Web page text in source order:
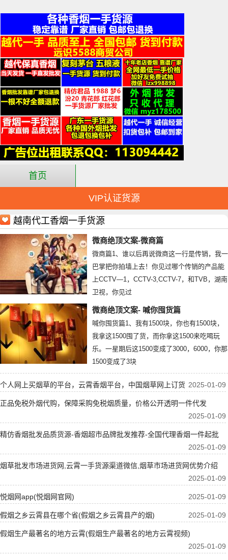
首页
VIP认证货源
越南代工香烟一手货源
微商绝顶文案-微商篇
微商篇1、谁以后再说微商这一行是传销，我一
巴掌把你拍墙上去！你见过哪个传销的产品能
上CCTV—1，CCTV-3,CCTV-7，和TVB，湖南
卫视，你见过
微商绝顶文案- 喊你囤货篇
喊你囤货篇1、我有1500块，你也有1500块，
我拿这1500囤了货，而你拿这1500来吃喝玩
乐。一星期后这1500变成了3000，6000，你那
1500变成了3块
个人网上买烟草的平台，云霄香烟平台，中国烟草网上订货 2025-01-09
正品免税外烟代购，保障采购免税烟质量，价格公开透明一件代发
2025-01-09
精仿香烟批发品质货源-香烟超市品牌批发推荐-全国代理香烟一件起批
2025-01-09
烟草批发市场进货网,云霄一手货源渠道微信,烟草市场进货网优势介绍
2025-01-09
悦烟网app(悦烟网官网) 2025-01-09
假烟之乡云霄县在哪个省(假烟之乡云霄县产的烟) 2025-01-09
假烟生产最著名的地方云霄(假烟生产最著名的地方云霄视频)
2025-01-09